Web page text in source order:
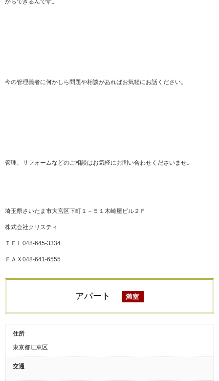
からできるんです。
今の管理義者に何かしら問題や相談があればお気軽にお話ください。
管理、リフォームなどのご相談はお気軽にお問い合わせくださいませ。
埼玉県さいたま市大宮区下町１－５１木崎屋ビル２Ｆ
株式会社クリスティ
ＴＥＬ048-645-3334
ＦＡＸ048-641-6555
アパート 満室
住所
東京都江東区
交通